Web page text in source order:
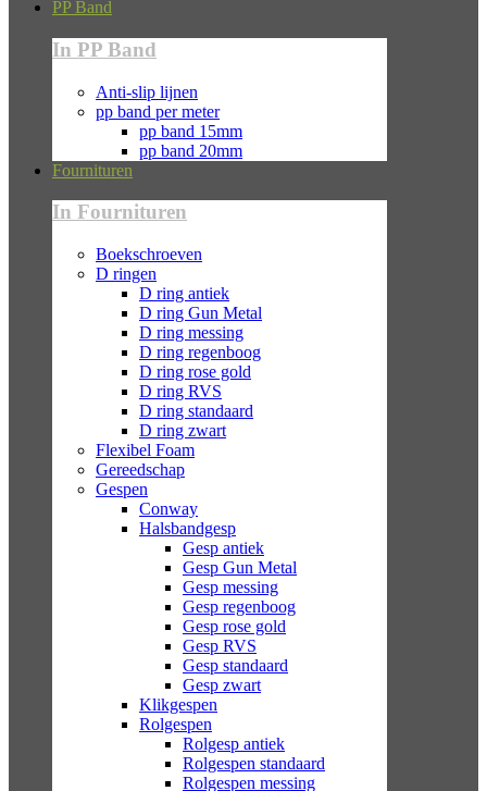
PP Band
In PP Band
Anti-slip lijnen
pp band per meter
pp band 15mm
pp band 20mm
Fournituren
In Fournituren
Boekschroeven
D ringen
D ring antiek
D ring Gun Metal
D ring messing
D ring regenboog
D ring rose gold
D ring RVS
D ring standaard
D ring zwart
Flexibel Foam
Gereedschap
Gespen
Conway
Halsbandgesp
Gesp antiek
Gesp Gun Metal
Gesp messing
Gesp regenboog
Gesp rose gold
Gesp RVS
Gesp standaard
Gesp zwart
Klikgespen
Rolgespen
Rolgesp antiek
Rolgespen standaard
Rolgespen messing